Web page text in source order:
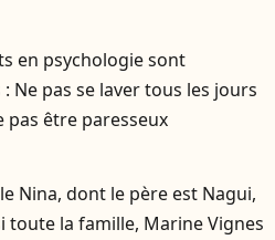
en psychologie sont
Ne pas se laver tous les jours
pas être paresseux
Nina, dont le père est Nagui,
toute la famille, Marine Vignes